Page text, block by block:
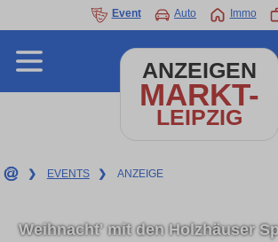
Event Auto Immo
ANZEIGEN
MARKT-
LEIPZIG
❯ EVENTS ❯ ANZEIGE
Weihnacht' mit den Holzhäuser